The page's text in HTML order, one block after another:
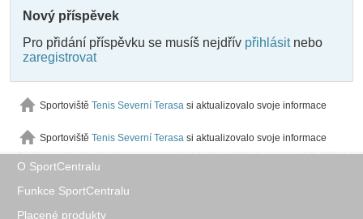
Nový příspěvek
Pro přidání příspěvku se musíš nejdřív přihlásitnebo
zaregistrovat
Sportoviště Tenis Severní Terasa si aktualizovalo svoje informace
Sportoviště Tenis Severní Terasa si aktualizovalo svoje informace
O SportCentralu
Funkce SportCentralu
Placené produkty